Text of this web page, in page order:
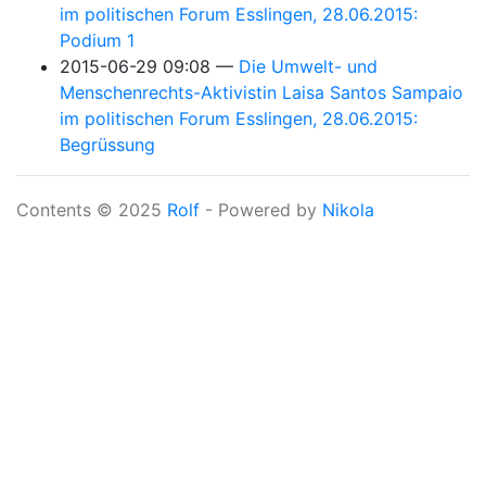
im politischen Forum Esslingen, 28.06.2015:
Podium 1
2015-06-29 09:08
Die Umwelt- und
Menschenrechts-Aktivistin Laisa Santos Sampaio
im politischen Forum Esslingen, 28.06.2015:
Begrüssung
Contents © 2025 Rolf - Powered by Nikola